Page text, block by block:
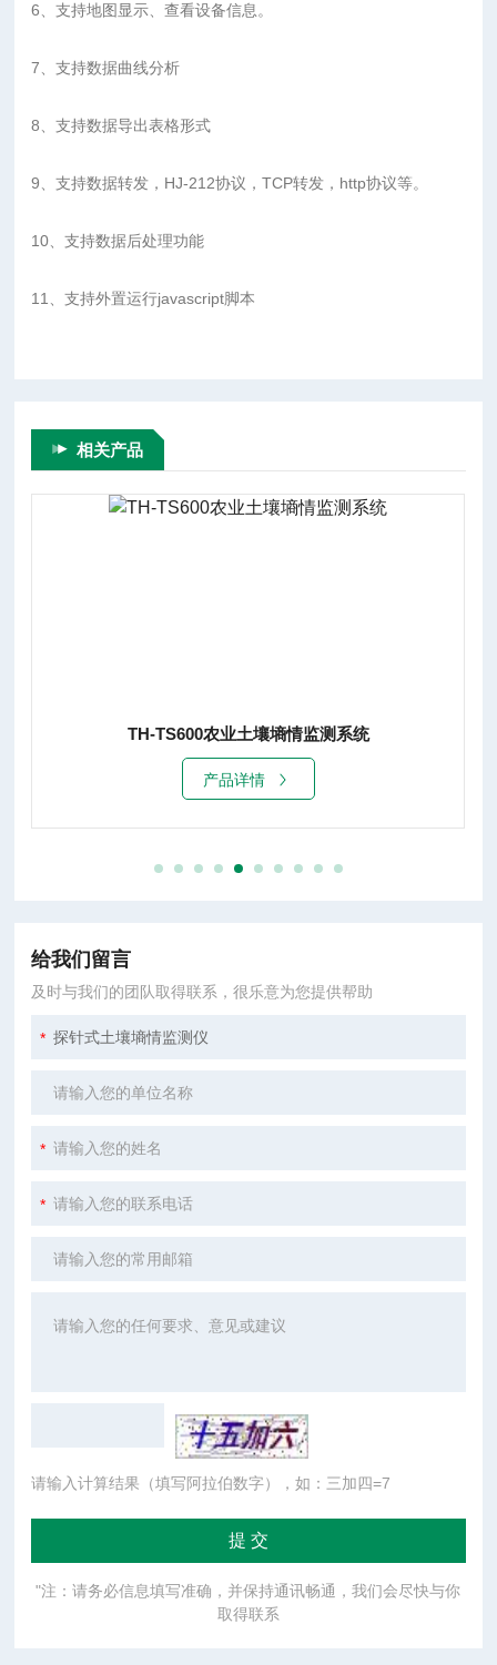
6、支持地图显示、查看设备信息。
7、支持数据曲线分析
8、支持数据导出表格形式
9、支持数据转发，HJ-212协议，TCP转发，http协议等。
10、支持数据后处理功能
11、支持外置运行javascript脚本
相关产品
TH-TS600农业土壤墒情监测系统
产品详情
给我们留言
及时与我们的团队取得联系，很乐意为您提供帮助
请输入计算结果（填写阿拉伯数字），如：三加四=7
"注：请务必信息填写准确，并保持通讯畅通，我们会尽快与你
取得联系